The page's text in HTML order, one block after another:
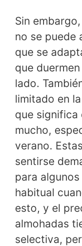
Sin
no se puede
que se
que
lado.
limitado en
que significa
mucho,
verano.
sentirse
para
habitual
esto, y el
almohadas
selectiva,